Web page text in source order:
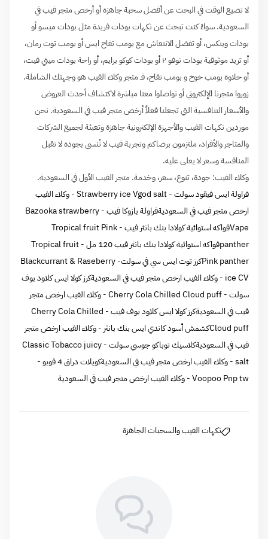
لا تضيع الوقت في البحث عن أفضل سحبة جاهزة أو أرخص متجر فيب في
السعودية. سواءً كنت تبحث عن نكهات بودات فريدة مثل بودات ميسو أو
بودات وينكس، أو تفضل الانتعاش مع بومب تفاح ايس أو بومب توت رمان،
أو تريد موثوقية بودات نوفو ٢ أو بودات كوكو برايم، أو راحة بودات ميني فيت،
أو حلاوة بومب خوخ و بومب تفاح، فـ متجر وكلاء الفيب هو وجهتك الشاملة.
زوروا متجرنا الإلكتروني أو تواصلوا معنا مباشرة لاكتشاف أحدث العروض
والأسعار التنافسية التي تجعلنا فعلاً أرخص متجر فيب في السعودية. نحن
موردين نكهات الفيب والأجهزة الإلكترونية جاهزة وتعبئة لجميع الشركات
والمتاجر والأفراد، ملتزمون برضاكم وتجربة فيب لا تُنسى بجودة لا تقبل
المنافسة وسعر لا يعلى عليه.
وكلاء الفيب: جودة، تنوع، سعر، وخدمة. متجر الفيب الأول في السعودية.
فراولة ايس فيقود سولت - Strawberry ice Vgod salt - وكلاء الفيب
ارخص متجر فيب في السعودية
فراولة بازوكا فيب - Bazooka strawberry
Vape
فواكه استوائية كولادا بنك بانثر فيب - Tropical fruit Pink
panther
فواكه استوائية كولادا بنك بانثر فيب 120 مل - Tropical fruit
Pink panther
كرز توت ايس سي في سولت- Blackcurrant & Raseberry
ice CV - وكلاء الفيب ارخص متجر فيب في السعودية
كرز كولا ايس كلاود بوف
سولت - Cherry Cola Chilled Cloud puff - وكلاء الفيب ارخص متجر
فيب في السعودية
كرز كولا ايس كلاود بوف فيب - Cherry Cola Chilled
Cloud puffكشمش أسود كاندي ايس بنك بانثر - وكلاء الفيب ارخص متجر
فيب في السعودية
كلاسيك توباكو جوسي سولت - Classic Tobacco juicy
salt - وكلاء الفيب ارخص متجر فيب في السعودية
كويلات دراق 4 فوبو -
Voopoo Pnp tw - وكلاء الفيب ارخص متجر فيب في السعودية
نكهات الفيب والسحبات الجاهزة